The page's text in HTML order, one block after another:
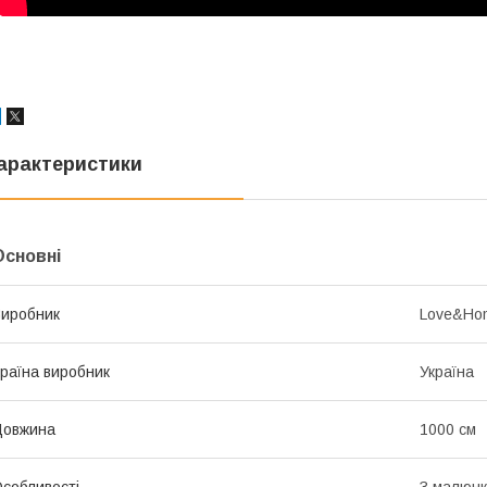
виробник Україна
1000 см